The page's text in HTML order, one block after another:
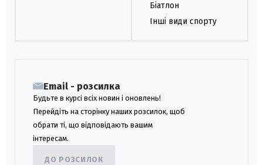
Біатлон
Інші види спорту
Email - розсилка
Будьте в курсі всіх новин і оновлень!
Перейдіть на сторінку наших розсилок, щоб
обрати ті, що відповідають вашим
інтересам.
ДО РОЗСИЛОК